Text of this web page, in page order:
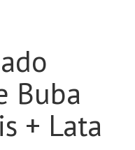
Buba
+ Lata